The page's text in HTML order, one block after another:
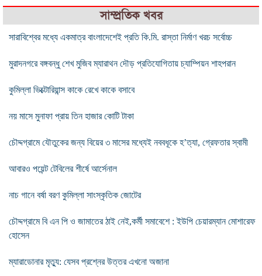
সাম্প্রতিক খবর
সারাবিশ্বের মধ্যে একমাত্র বাংলাদেশেই প্রতি কি.মি. রাস্তা নির্মাণ খরচ সর্বোচ্চ
মুরাদনগরে বঙ্গবন্ধু শেখ মুজিব ম্যারাথন দৌড় প্রতিযোগিতায় চ্যাম্পিয়ন শাহপরান
কুমিল্লা ভিক্টোরিয়ান্স কাকে রেখে কাকে বসাবে
নয় মাসে মুনাফা প্রায় তিন হাজার কোটি টাকা
চৌদ্দগ্রামে যৌতুকের জন্য বিয়ের ৩ মাসের মধ্যেই নববধূকে হ’ত্যা, গ্রেফতার স্বামী
আবারও পয়েন্ট টেবিলের শীর্ষে আর্সেনাল
নাচ গানে বর্ষা বরণ কুমিল্লা সাংস্কৃতিক জোটের
চৌদ্দগ্রামে বি এন পি ও জামাতের ঠাই নেই,কর্মী সমাবেশে : ইউপি চেয়ারম্যান মোশারেফ
হোসেন
ম্যারাডোনার মৃত্যু: যেসব প্রশ্নের উত্তর এখনো অজানা